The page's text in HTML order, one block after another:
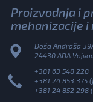
Proizvodnja i
mehanizacije
Doša Andraša
24430 ADA
+381 63 548 228
+381 24 853 375
+381 24 852 298